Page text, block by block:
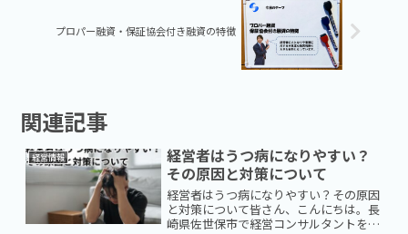
プロパー融資・保証協会付き融資の特徴
関連記事
経営情報
経営者はうつ病になりやすい？
その原因と対策について
経営者はうつ病になりやすい？その原因
と対策について皆さん、こんにちは。長
崎県佐世保市で経営コンサルタントをし